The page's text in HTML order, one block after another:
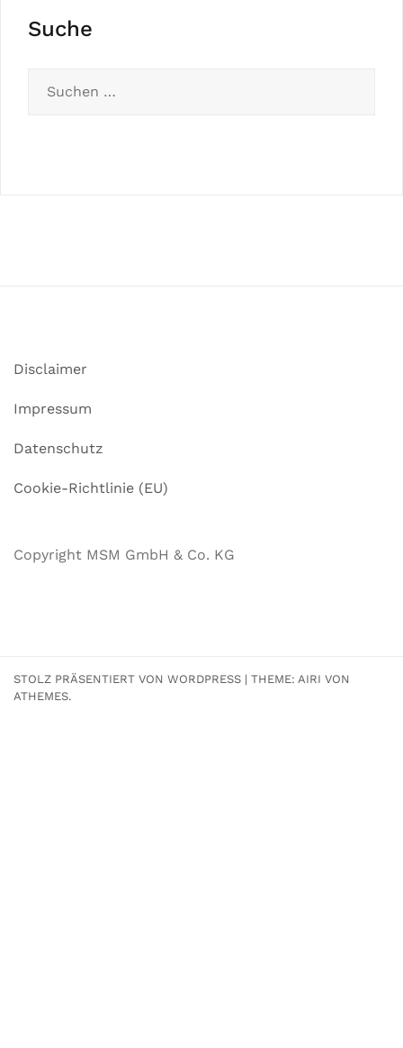
Suche
Disclaimer
Impressum
Datenschutz
Cookie-Richtlinie (EU)
Copyright MSM GmbH & Co. KG
STOLZ PRÄSENTIERT VON WORDPRESS | THEME: AIRI VON
ATHEMES.